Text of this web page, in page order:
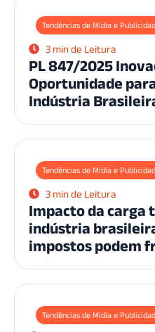
Tendências de Mídia e
3 min de Leitura
PL 847/2025
Oportunidade
Indústria
Tendências de Mídia e
3 min de Leitura
Impacto da carga
indústria
impostos podem
Tendências de Mídia e